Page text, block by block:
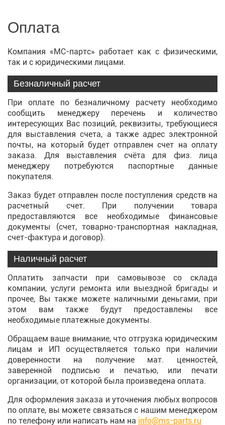
Оплата
Компания «МС-партс» работает как с физическими,
так и с юридическими лицами.
Безналичный расчет
При оплате по безналичному расчету необходимо
сообщить менеджеру перечень и количество
интересующих Вас позиций, реквизиты, требующиеся
для выставления счета, а также адрес электронной
почты, на который будет отправлен счет на оплату
заказа. Для выставления счёта для физ. лица
менеджеру потребуются паспортные данные
покупателя.
Заказ будет отправлен после поступления средств на
расчетный счет. При получении товара
предоставляются все необходимые финансовые
документы (счет, товарно-транспортная накладная,
счет-фактура и договор).
Наличный расчет
Оплатить запчасти при самовывозе со склада
компании, услуги ремонта или выездной бригады и
прочее, Вы также можете наличными деньгами, при
этом вам также будут предоставлены все
необходимые платежные документы.
Обращаем ваше внимание, что отгрузка юридическим
лицам и ИП осуществляется только при наличии
доверенности на получение мат. ценностей,
заверенной подписью и печатью, или печати
организации, от которой была произведена оплата.
Для оформления заказа и уточнения любых вопросов
по оплате, вы можете связаться с нашим менеджером
по телефону или написать нам на info@ms-parts.ru